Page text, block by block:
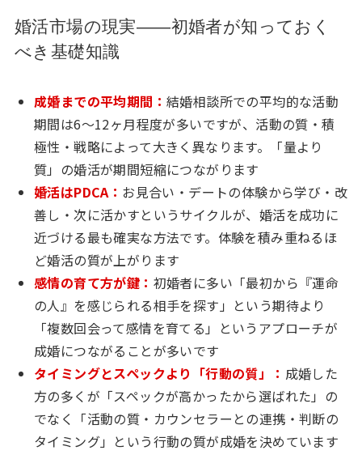
婚活市場の現実——初婚者が知っておく
べき基礎知識
成婚までの平均期間： 結婚相談所での平均的な活動
期間は6〜12ヶ月程度が多いですが、活動の質・積
極性・戦略によって大きく異なります。「量より
質」の婚活が期間短縮につながります
婚活はPDCA： お見合い・デートの体験から学び・改
善し・次に活かすというサイクルが、婚活を成功に
近づける最も確実な方法です。体験を積み重ねるほ
ど婚活の質が上がります
感情の育て方が鍵： 初婚者に多い「最初から『運命
の人』を感じられる相手を探す」という期待より
「複数回会って感情を育てる」というアプローチが
成婚につながることが多いです
タイミングとスペックより「行動の質」： 成婚した
方の多くが「スペックが高かったから選ばれた」の
でなく「活動の質・カウンセラーとの連携・判断の
タイミング」という行動の質が成婚を決めています